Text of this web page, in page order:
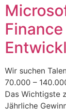
Wir suchen
70.000 –
Das Wichtigste
Jährliche